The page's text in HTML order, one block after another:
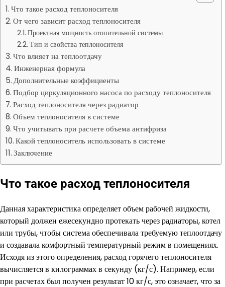
Что такое расход теплоносителя
От чего зависит расход теплоносителя
Проектная мощность отопительной системы
Тип и свойства теплоносителя
Что влияет на теплоотдачу
Инженерная формула
Дополнительные коэффициенты
Подбор циркуляционного насоса по расходу теплоносителя
Расход теплоносителя через радиатор
Объем теплоносителя в системе
Что учитывать при расчете объема антифриза
Какой теплоноситель использовать в системе
Заключение
Что такое расход теплоносителя
Данная характеристика определяет объем рабочей жидкости,
который должен ежесекундно протекать через радиаторы, котел
или трубы, чтобы система обеспечивала требуемую теплоотдачу
и создавала комфортный температурный режим в помещениях.
Исходя из этого определения, расход горячего теплоносителя
вычисляется в килограммах в секунду (кг/с). Например, если
при расчетах был получен результат 10 кг/с, это означает, что за